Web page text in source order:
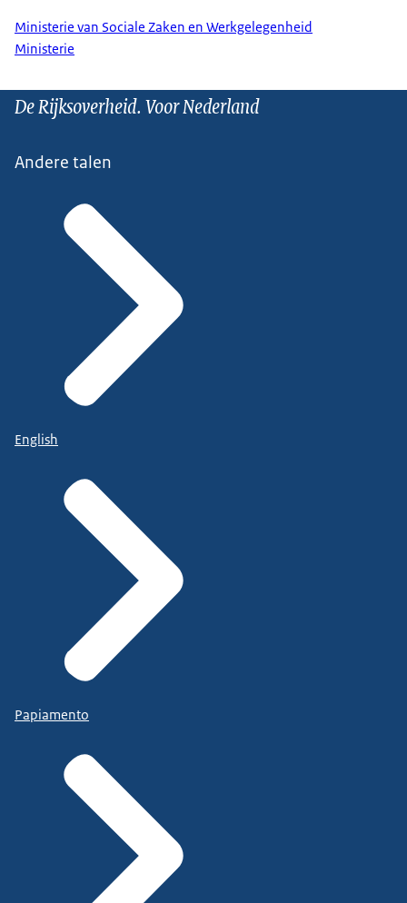
Ministerie van Sociale Zaken en Werkgelegenheid
Ministerie
De Rijksoverheid. Voor Nederland
Andere talen
English
Papiamento